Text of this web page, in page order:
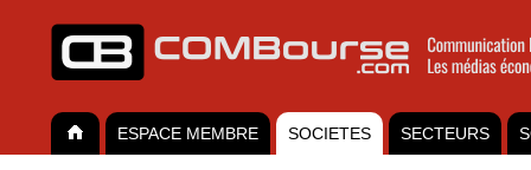
ESPACE MEMBRE SOCIETES SECTEURS